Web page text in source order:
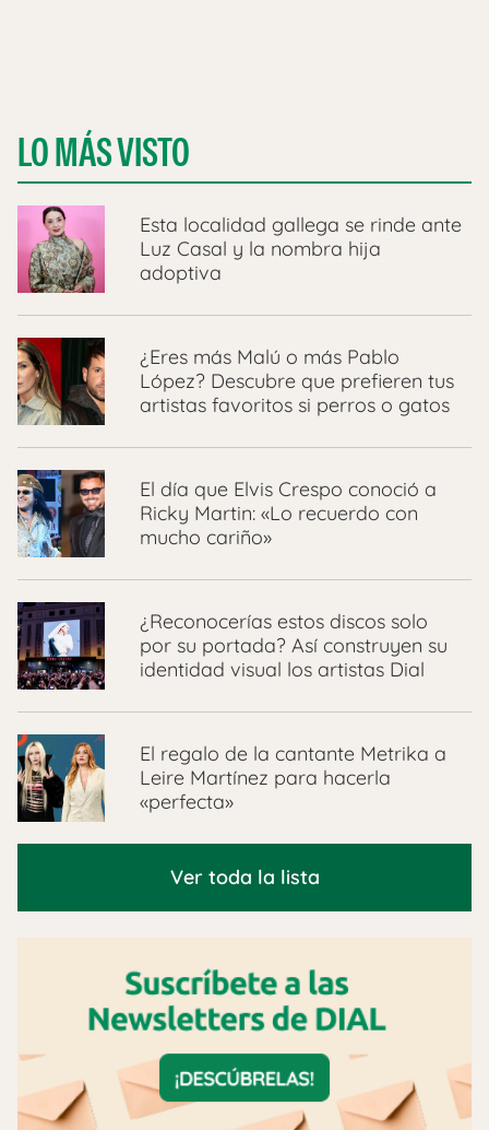
LO MÁS VISTO
Esta localidad gallega se rinde ante
Luz Casal y la nombra hija
adoptiva
¿Eres más Malú o más Pablo
López? Descubre que prefieren tus
artistas favoritos si perros o gatos
El día que Elvis Crespo conoció a
Ricky Martin: «Lo recuerdo con
mucho cariño»
¿Reconocerías estos discos solo
por su portada? Así construyen su
identidad visual los artistas Dial
El regalo de la cantante Metrika a
Leire Martínez para hacerla
«perfecta»
Ver toda la lista